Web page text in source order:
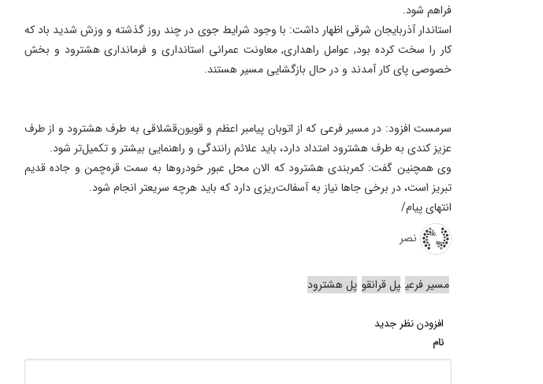
فراهم شود.
استاندار آذربایجان شرقی اظهار داشت: با وجود شرایط جوی در چند روز گذشته و وزش شدید باد که
کار را سخت کرده بود, عوامل راهداری, معاونت عمرانی استانداری و فرمانداری هشترود و بخش
خصوصی پای کار آمدند و در حال بازگشایی مسیر هستند.
سرمست افزود: در مسیر فرعی که از اتوبان پیامبر اعظم و قویون‌قشلاقی به طرف هشترود و از طرف
عزیز کندی به طرف هشترود امتداد دارد، باید علائم رانندگی و راهنمایی بیشتر و تکمیل‌تر شود.
وی همچنین گفت: کمربندی هشترود که الان محل عبور خودروها به سمت قره‌چمن و جاده قدیم
تبریز است، در برخی جاها نیاز به آسفالت‌ریزی دارد که باید هرچه سریعتر انجام شود.
انتهای پیام/
نصر
مسیر فرعی پل قرانقو پل هشترود
افزودن نظر جدید
نام